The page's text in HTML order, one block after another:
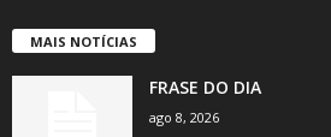
MAIS NOTÍCIAS
FRASE DO DIA
ago 8, 2026